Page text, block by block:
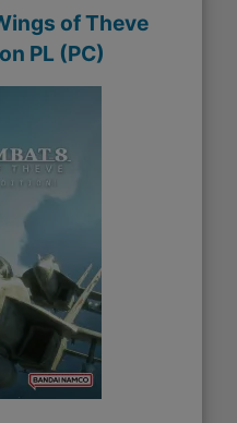
of Theve
PL (PC)